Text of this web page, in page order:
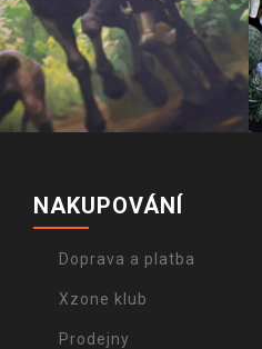
NAKUPOVÁNÍ
Doprava a platba
Xzone klub
Prodejny